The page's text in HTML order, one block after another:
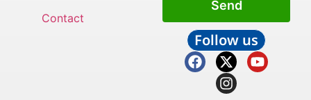
Contact
Send
Follow us